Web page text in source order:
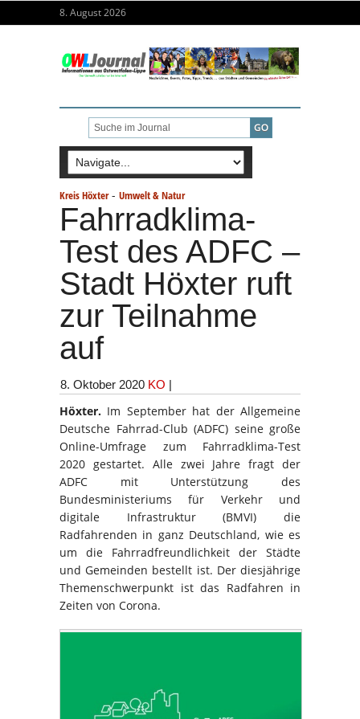
8. August 2026
Kreis Höxter- Umwelt & Natur
Fahrradklima-
Test des ADFC –
Stadt Höxter ruft
zur Teilnahme
auf
8. Oktober 2020 KO |
Höxter. Im September hat der Allgemeine
Deutsche Fahrrad-Club (ADFC) seine große
Online-Umfrage zum Fahrradklima-Test
2020 gestartet. Alle zwei Jahre fragt der
ADFC mit Unterstützung des
Bundesministeriums für Verkehr und
digitale Infrastruktur (BMVI) die
Radfahrenden in ganz Deutschland, wie es
um die Fahrradfreundlichkeit der Städte
und Gemeinden bestellt ist. Der diesjährige
Themenschwerpunkt ist das Radfahren in
Zeiten von Corona.